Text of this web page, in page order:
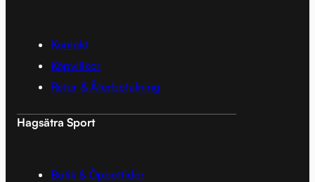
Kontakt
Köpvillkor
Retur & Återbetalning
Hagsätra Sport
Butik & Öppettider